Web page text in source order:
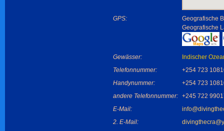
GPS:
Geografische
Geografische
Gewässer:
Indischer
Telefonnummer:
+254 723
Handynummer:
+254 723
andere Telefonnummer:
+245 722
E-Mail:
2. E-Mail: